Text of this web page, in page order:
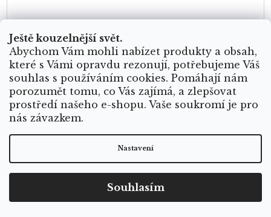
Ještě kouzelnější svět.
Abychom Vám mohli nabízet produkty a obsah,
které s Vámi opravdu rezonují, potřebujeme Váš
souhlas s používáním cookies. Pomáhají nám
porozumět tomu, co Vás zajímá, a zlepšovat
prostředí našeho e-shopu. Vaše soukromí je pro
nás závazkem.
Nastavení
Souhlasím
Náhrdelník znamení zvěrokruhu Rak -
pozlacený
Skladem
den i jako dárek připomíná energii vašeho znamení můžete ho